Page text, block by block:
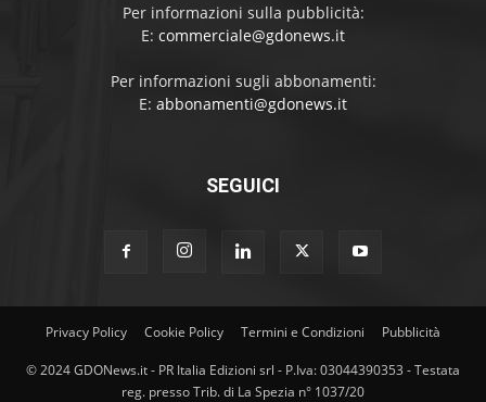
Per informazioni sulla pubblicità:
E: commerciale@gdonews.it
Per informazioni sugli abbonamenti:
E: abbonamenti@gdonews.it
SEGUICI
Privacy Policy Cookie Policy Termini e Condizioni Pubblicità
© 2024 GDONews.it - PR Italia Edizioni srl - P.Iva: 03044390353 - Testata
reg. presso Trib. di La Spezia n° 1037/20